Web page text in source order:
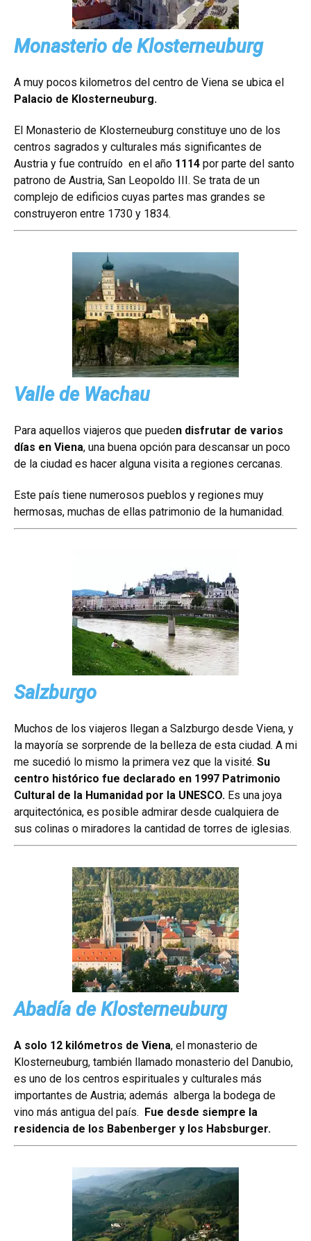
Monasterio de Klosterneuburg
A muy pocos kilometros del centro de Viena se ubica el
Palacio de Klosterneuburg.
El Monasterio de Klosterneuburg constituye uno de los
centros sagrados y culturales más significantes de
Austria y fue contruído en el año 1114 por parte del santo
patrono de Austria, San Leopoldo III. Se trata de un
complejo de edificios cuyas partes mas grandes se
construyeron entre 1730 y 1834.
Valle de Wachau
Para aquellos viajeros que pueden disfrutar de varios
días en Viena, una buena opción para descansar un poco
de la ciudad es hacer alguna visita a regiones cercanas.
Este país tiene numerosos pueblos y regiones muy
hermosas, muchas de ellas patrimonio de la humanidad.
Salzburgo
Muchos de los viajeros llegan a Salzburgo desde Viena, y
la mayoría se sorprende de la belleza de esta ciudad. A mi
me sucedió lo mismo la primera vez que la visité. Su
centro histórico fue declarado en 1997 Patrimonio
Cultural de la Humanidad por la UNESCO. Es una joya
arquitectónica, es posible admirar desde cualquiera de
sus colinas o miradores la cantidad de torres de iglesias.
Abadía de Klosterneuburg
A solo 12 kilómetros de Viena, el monasterio de
Klosterneuburg, también llamado monasterio del Danubio,
es uno de los centros espirituales y culturales más
importantes de Austria; además alberga la bodega de
vino más antigua del país. Fue desde siempre la
residencia de los Babenberger y los Habsburger.